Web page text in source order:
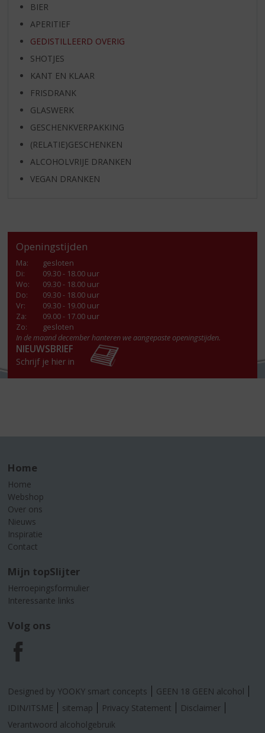
BIER
APERITIEF
GEDISTILLEERD OVERIG
SHOTJES
KANT EN KLAAR
FRISDRANK
GLASWERK
GESCHENKVERPAKKING
(RELATIE)GESCHENKEN
ALCOHOLVRIJE DRANKEN
VEGAN DRANKEN
Openingstijden
Ma:
gesloten
Di:
09.30 - 18.00 uur
Wo:
09.30 - 18.00 uur
Do:
09.30 - 18.00 uur
Vr:
09.30 - 19.00 uur
Za:
09.00 - 17.00 uur
Zo:
gesloten
In de maand december hanteren we aangepaste openingstijden.
NIEUWSBRIEF
Schrijf je hier in
Home
Home
Webshop
Over ons
Nieuws
Inspiratie
Contact
Mijn topSlijter
Herroepingsformulier
Interessante links
Volg ons
F
a
c
Designed by YOOKY smart concepts
GEEN 18 GEEN alcohol
IDIN/ITSME
sitemap Privacy Statement
Disclaimer
Verantwoord alcoholgebruik